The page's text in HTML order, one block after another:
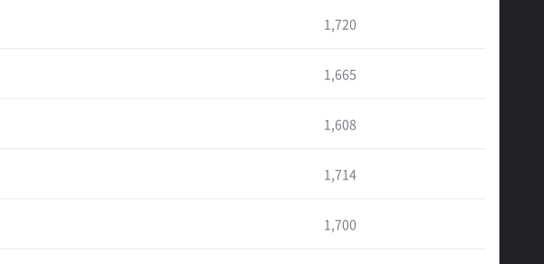
1,720
1,665
1,608
1,714
1,700